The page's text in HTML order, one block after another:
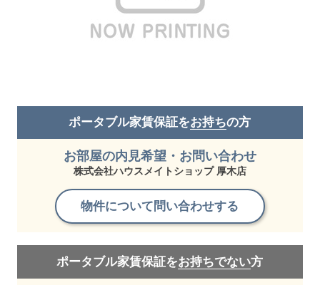
ポータブル家賃保証をお持ちの方
お部屋の内見希望・お問い合わせ
株式会社ハウスメイトショップ 厚木店
物件について問い合わせする
ポータブル家賃保証をお持ちでない方